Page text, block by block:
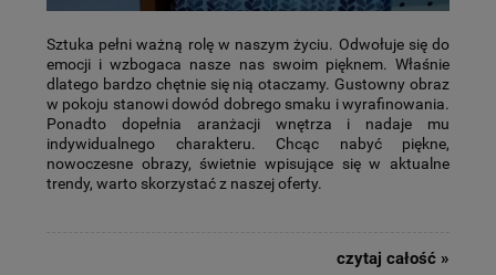
Sztuka pełni ważną rolę w naszym życiu. Odwołuje się do
emocji i wzbogaca nasze nas swoim pięknem. Właśnie
dlatego bardzo chętnie się nią otaczamy. Gustowny obraz
w pokoju stanowi dowód dobrego smaku i wyrafinowania.
Ponadto dopełnia aranżacji wnętrza i nadaje mu
indywidualnego charakteru. Chcąc nabyć piękne,
nowoczesne obrazy, świetnie wpisujące się w aktualne
trendy, warto skorzystać z naszej oferty.
czytaj całość »